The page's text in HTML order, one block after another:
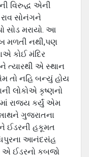
વિરુદ્ધ એની
સોનંગને
સોડ મરાયો. આ
મળતી નથી,પણ
કોઈ મંદિર
ત્યારથી એ સ્થાન
તો નહિ બન્યું હોય
લોકોએ કૃષ્ણનો
રાજય કર્યું એમ
ગુજરાતના
ઈડરની હકૂમત
આનંદસંહ
એ ઈડરનો કબજો